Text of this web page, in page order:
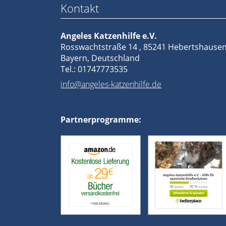
Team
Vereinssatzung
Kontakt
Kontakt
Angeles Katzenhilfe e.V.
Rosswachtstraße 14 , 85241
Bayern, Deutschland
Tel.: 01747773535
info@angeles-katzenhilfe.de
Partnerprogramme: